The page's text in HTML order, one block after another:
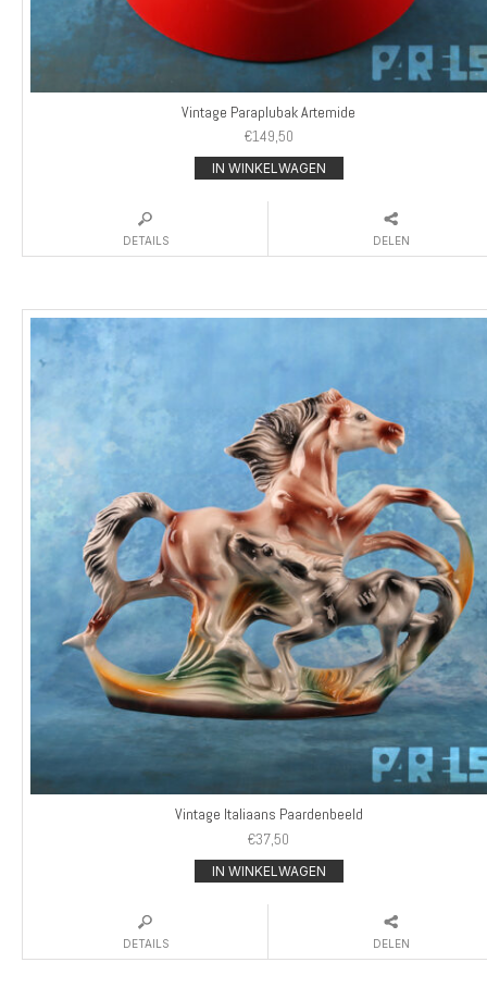
Vintage Paraplubak Artemide
€149,50
IN WINKELWAGEN
DETAILS DELEN
Vintage Italiaans Paardenbeeld
€37,50
IN WINKELWAGEN
DETAILS DELEN